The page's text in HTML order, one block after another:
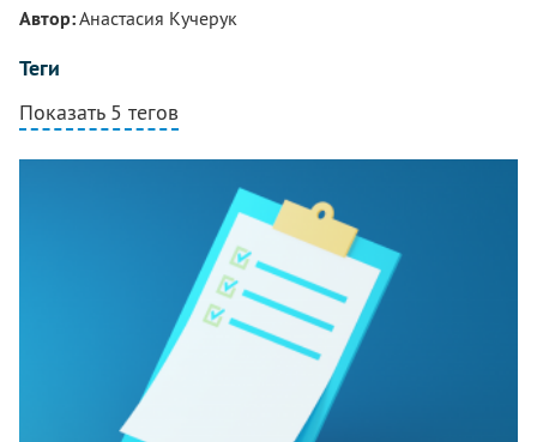
Автор:Анастасия Кучерук
Теги
Показать 5 тегов